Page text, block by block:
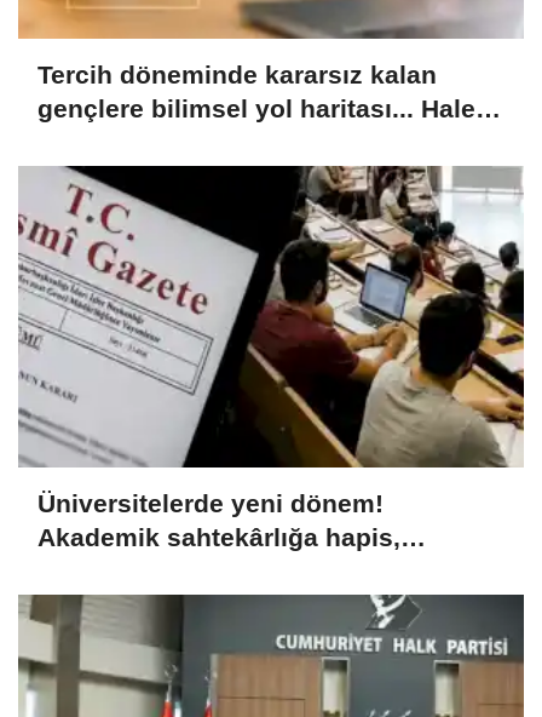
Tercih döneminde kararsız kalan
gençlere bilimsel yol haritası... Halen
Üniversitelerde yeni dönem!
Akademik sahtekârlığa hapis,